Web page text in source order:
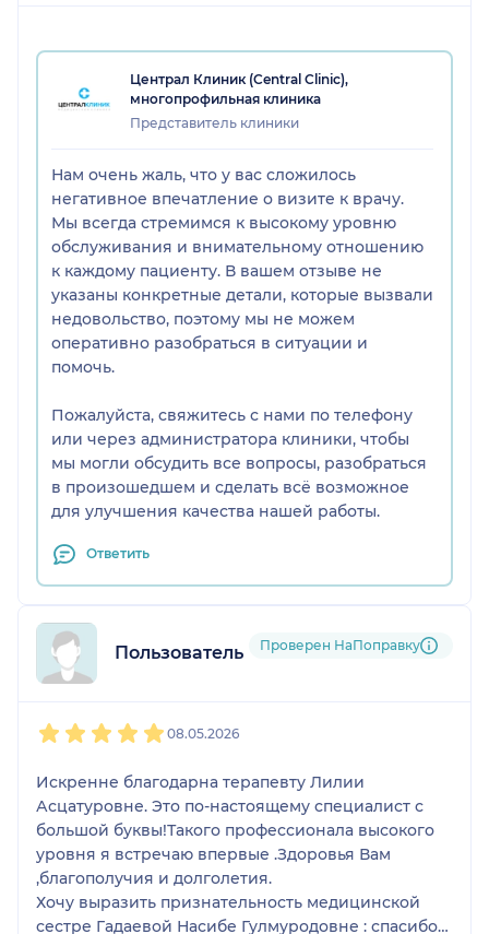
Централ Клиник (Central Clinic),
многопрофильная клиника
Представитель клиники
Нам очень жаль, что у вас сложилось
негативное впечатление о визите к врачу.
Мы всегда стремимся к высокому уровню
обслуживания и внимательному отношению
к каждому пациенту. В вашем отзыве не
указаны конкретные детали, которые вызвали
недовольство, поэтому мы не можем
оперативно разобраться в ситуации и
помочь.
Пожалуйста, свяжитесь с нами по телефону
или через администратора клиники, чтобы
мы могли обсудить все вопросы, разобраться
в произошедшем и сделать всё возможное
для улучшения качества нашей работы.
Ответить
Пользователь НаПоправку
Проверен НаПоправку
08.05.2026
Искренне благодарна терапевту Лилии
Асцатуровне. Это по-настоящему специалист с
большой буквы!Такого профессионала высокого
уровня я встречаю впервые .Здоровья Вам
,благополучия и долголетия.
Хочу выразить признательность медицинской
сестре Гадаевой Насибе Гулмуродовне : спасибо